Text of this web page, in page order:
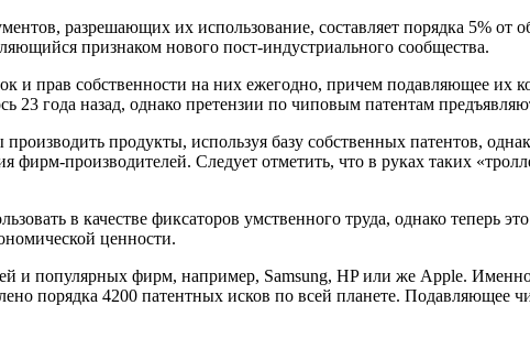
разрешающих их использование, составляет порядка 5%
признаком нового пост-индустриального сообщества.
и прав собственности на них ежегодно, причем подавляющее их
года назад, однако претензии по чиповым патентам
продукты, используя базу собственных патентов,
производителей. Следует отметить, что в руках таких
в качестве фиксаторов умственного труда, однако теперь
ценности.
и популярных фирм, например, Samsung, HP или же Apple.
порядка 4200 патентных исков по всей планете. Подавляющее